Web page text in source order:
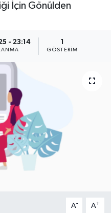
İçin Gönülden
- 23:14
GÖSTERIM
A- A+